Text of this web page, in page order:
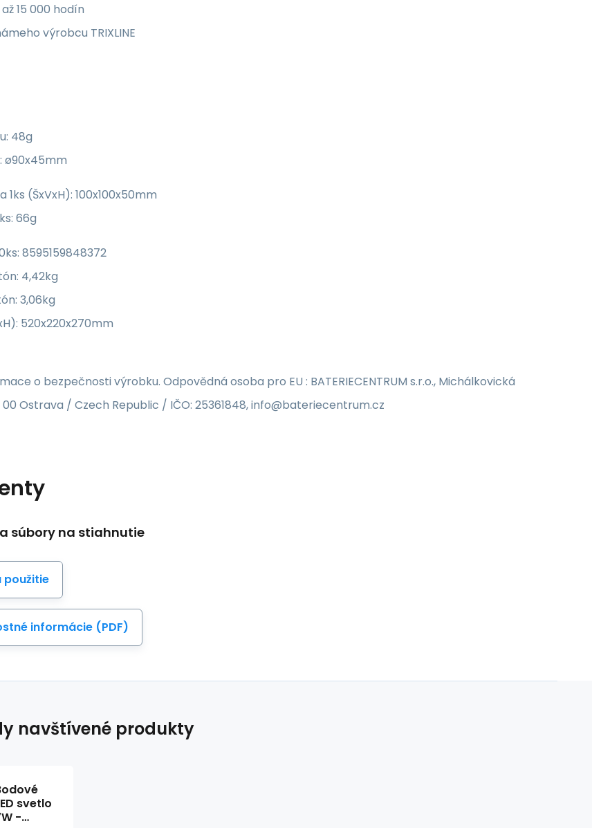
15 000 hodín
výrobcu TRIXLINE
48g
ø90x45mm
1ks (ŠxVxH): 100x100x50mm
66g
8595159848372
4,42kg
3,06kg
520x220x270mm
o bezpečnosti výrobku. Odpovědná osoba pro EU : BATERIECENTRUM s.r.o., Michálkovická
00 Ostrava / Czech Republic / IČO: 25361848, info@bateriecentrum.cz
súbory na stiahnutie
použitie
informácie (PDF)
navštívené produkty
svetlo
-